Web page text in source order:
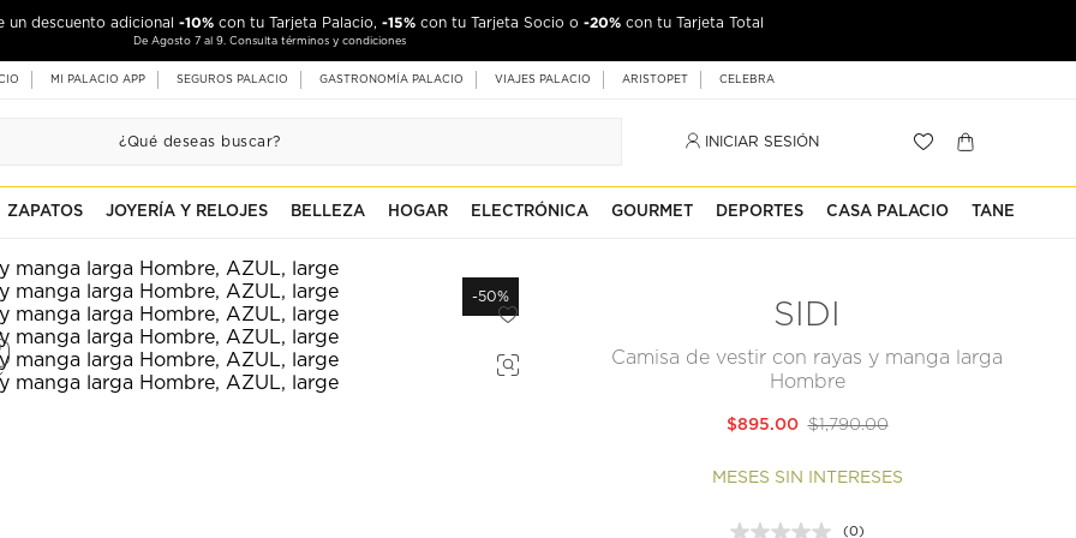
un descuento adicional -10% con tu Tarjeta Palacio, -15% con tu Tarjeta Socio o -20% con tu Tarjeta Total
De Agosto 7 al 9. Consulta términos y condiciones
MI PALACIO APP SEGUROS PALACIO GASTRONOMÍA PALACIO VIAJES PALACIO ARISTOPET CELEBRA
INICIAR SESIÓN
ZAPATOS JOYERÍA Y RELOJES BELLEZA HOGAR ELECTRÓNICA GOURMET DEPORTES CASA PALACIO TANE
-50%
SIDI
Camisa de vestir con rayas y manga larga
Hombre
$1,790.00
$895.00
MESES SIN INTERESES
(0)